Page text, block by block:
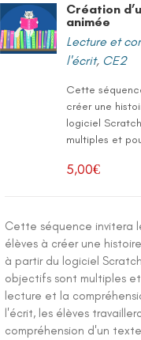
Création
animée
Lecture et
l'écrit, CE2
Cette
créer une
logiciel
multiples et
5,00€
Cette séquence invitera
élèves à créer une
à partir du logiciel
objectifs sont multiples
lecture et la
l'écrit, les élèves
compréhension d'un